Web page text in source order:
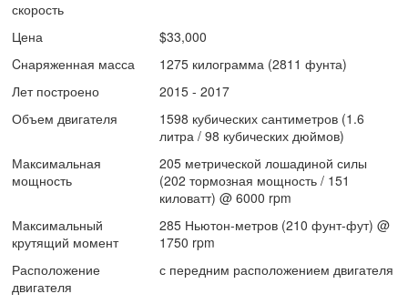
скорость
Цена
$33,000
Cнаряженная масса
1275 килограмма (2811 фунта)
Лет построено
2015 - 2017
Объем двигателя
1598 кубических сантиметров (1.6
литра / 98 кубических дюймов)
Максимальная
мощность
205 метрической лошадиной силы
(202 тормозная мощность / 151
киловатт) @ 6000 rpm
Максимальный
крутящий момент
285 Ньютон-метров (210 фунт-фут) @
1750 rpm
Расположение
двигателя
с передним расположением двигателя